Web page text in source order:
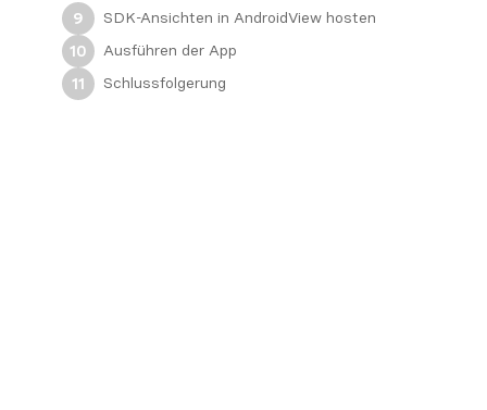
9
SDK-Ansichten in AndroidView hosten
10
Ausführen der App
11
Schlussfolgerung